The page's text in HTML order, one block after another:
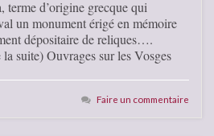
terme d’origine grecque qui
un monument érigé en mémoire
dépositaire de reliques….
suite) Ouvrages sur les Vosges
Faire un commentaire